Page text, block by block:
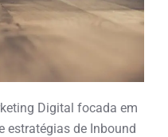
Digital focada em
estratégias de Inbound